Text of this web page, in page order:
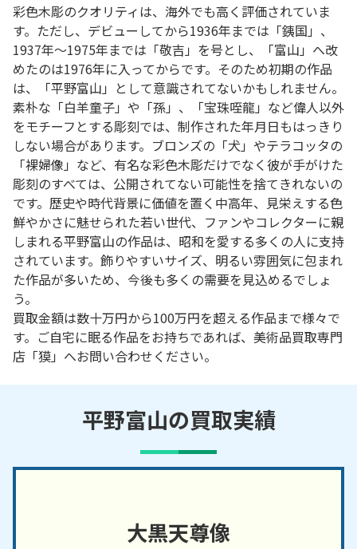
彩色木彫のクオリティは、海外でも高く評価されていま
す。ただし、デビューしてから1936年までは「銕国」、
1937年～1975年までは「敬吉」を号とし、「富山」へ改
めたのは1976年に入ってからです。そのため初期の作品
は、「平野富山」として意識されてないかもしれません。
素朴な「白羊童子」や「孫」、「宝珠咥龍」など偉人以外
をモチーフとする彫刻では、制作された年月日もはっきり
しない場合があります。ブロンズの「犬」やテラコッタの
「裸婦像」など、有名な彩色木彫だけでなく彼が手がけた
彫刻のすべては、公開されてない可能性を捨てきれないの
です。歴史や時代背景に価値を置く中高年、見栄えする色
鮮やかさに魅せられた若い世代、ファンやコレクターに親
しまれる平野富山の作品は、昭和を愛する多くの人に支持
されています。飾りやすいサイズ、明るい雰囲気に包まれ
た作品が多いため、今後も多くの需要を見込めるでしょ
う。
買取金額は数十万円から100万円を超える作品まで様々で
す。ご自宅に眠る作品をお持ちであれば、美術品買取専門
店「獏」へお問い合わせください。
平野富山の買取実績
大黒天尊像